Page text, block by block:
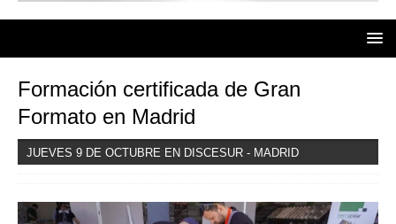
Formación certificada de Gran
Formato en Madrid
JUEVES 9 DE OCTUBRE EN DISCESUR - MADRID